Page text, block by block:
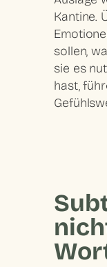
Kantine.
sollen,
sie es
hast,